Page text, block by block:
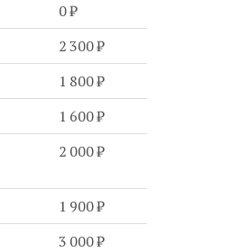
0 ₽
2 300 ₽
1 800 ₽
1 600 ₽
2 000 ₽
1 900 ₽
3 000 ₽